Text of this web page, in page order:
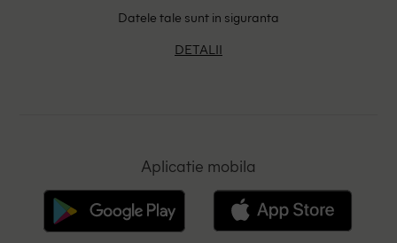
Datele tale sunt in siguranta
DETALII
Aplicatie mobila